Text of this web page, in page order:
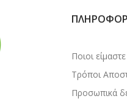
Ποιοι είμαστε
Τρόποι
Προσωπικά